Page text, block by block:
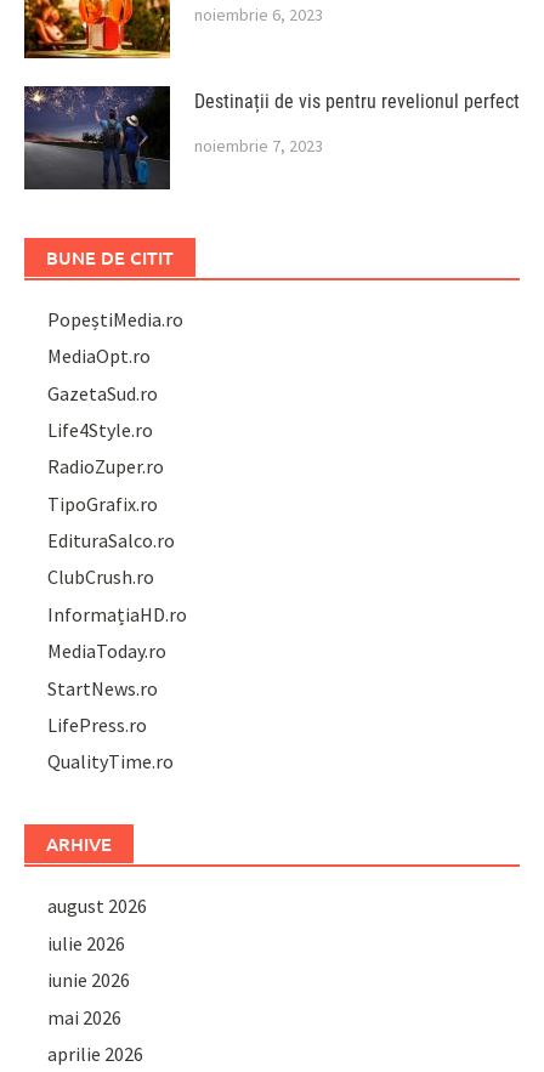
noiembrie 6, 2023
Destinații de vis pentru revelionul perfect
noiembrie 7, 2023
BUNE DE CITIT
PopeștiMedia.ro
MediaOpt.ro
GazetaSud.ro
Life4Style.ro
RadioZuper.ro
TipoGrafix.ro
EdituraSalco.ro
ClubCrush.ro
InformațiaHD.ro
MediaToday.ro
StartNews.ro
LifePress.ro
QualityTime.ro
ARHIVE
august 2026
iulie 2026
iunie 2026
mai 2026
aprilie 2026